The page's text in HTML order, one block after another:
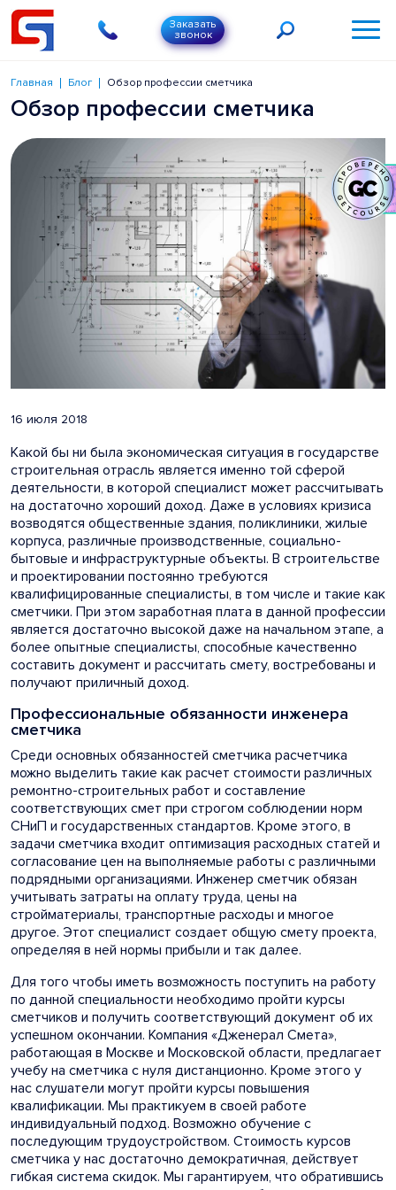
Заказать
звонок
Главная Блог Обзор профессии сметчика
Обзор профессии сметчика
16 июля 2018
Какой бы ни была экономическая ситуация в государстве
строительная отрасль является именно той сферой
деятельности, в которой специалист может рассчитывать
на достаточно хороший доход. Даже в условиях кризиса
возводятся общественные здания, поликлиники, жилые
корпуса, различные производственные, социально-
бытовые и инфраструктурные объекты. В строительстве
и проектировании постоянно требуются
квалифицированные специалисты, в том числе и такие как
сметчики. При этом заработная плата в данной профессии
является достаточно высокой даже на начальном этапе, а
более опытные специалисты, способные качественно
составить документ и рассчитать смету, востребованы и
получают приличный доход.
Профессиональные обязанности инженера
сметчика
Среди основных обязанностей сметчика расчетчика
можно выделить такие как расчет стоимости различных
ремонтно-строительных работ и составление
соответствующих смет при строгом соблюдении норм
СНиП и государственных стандартов. Кроме этого, в
задачи сметчика входит оптимизация расходных статей и
согласование цен на выполняемые работы с различными
подрядными организациями. Инженер сметчик обязан
учитывать затраты на оплату труда, цены на
стройматериалы, транспортные расходы и многое
другое. Этот специалист создает общую смету проекта,
определяя в ней нормы прибыли и так далее.
Для того чтобы иметь возможность поступить на работу
по данной специальности необходимо пройти курсы
сметчиков и получить соответствующий документ об их
успешном окончании. Компания «Дженерал Смета»,
работающая в Москве и Московской области, предлагает
учебу на сметчика с нуля дистанционно. Кроме этого у
нас слушатели могут пройти курсы повышения
квалификации. Мы практикуем в своей работе
индивидуальный подход. Возможно обучение с
последующим трудоустройством. Стоимость курсов
сметчика у нас достаточно демократичная, действует
гибкая система скидок. Мы гарантируем, что обратившись